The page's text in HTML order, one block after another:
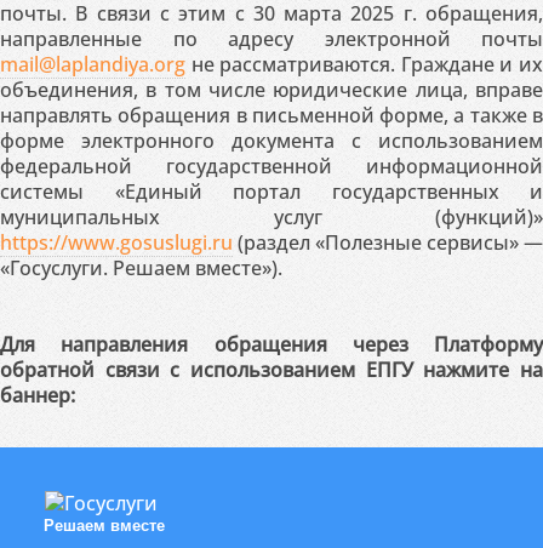
почты. В связи с этим с 30 марта 2025 г. обращения,
направленные по адресу электронной почты
mail@laplandiya.org не рассматриваются. Граждане и их
объединения, в том числе юридические лица, вправе
направлять обращения в письменной форме, а также в
форме электронного документа с использованием
федеральной государственной информационной
системы «Единый портал государственных и
муниципальных услуг (функций)»
https://www.gosuslugi.ru (раздел «Полезные сервисы» —
«Госуслуги. Решаем вместе»).
Для направления обращения через Платформу
обратной связи с использованием ЕПГУ нажмите на
баннер:
Решаем вместе